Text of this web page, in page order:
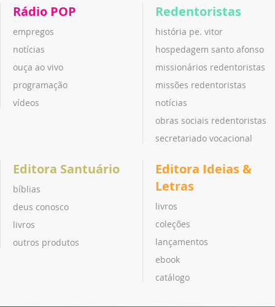
Rádio POP
empregos
notícias
ouça ao vivo
programação
vídeos
Redentoristas
história pe. vitor
hospedagem santo afonso
missionários redentoristas
missões redentoristas
notícias
obras sociais redentoristas
secretariado vocacional
Editora Santuário
bíblias
deus conosco
livros
outros produtos
Editora Ideias &
Letras
livros
coleções
lançamentos
ebook
catálogo